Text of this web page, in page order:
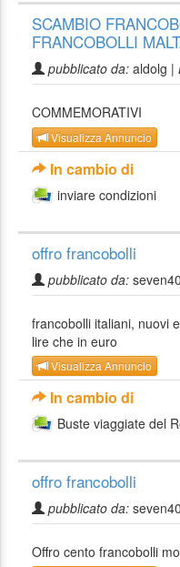
SCAMBIO
FRANCOBOLLI
pubblicato da: aldolg |
COMMEMORATIVI
Visualizza Annuncio
In cambio di
inviare condizioni
offro francobolli
pubblicato da:
francobolli italiani, nuovi
lire che in euro
Visualizza Annuncio
In cambio di
Buste viaggiate del
offro francobolli
pubblicato da:
Offro cento francobolli